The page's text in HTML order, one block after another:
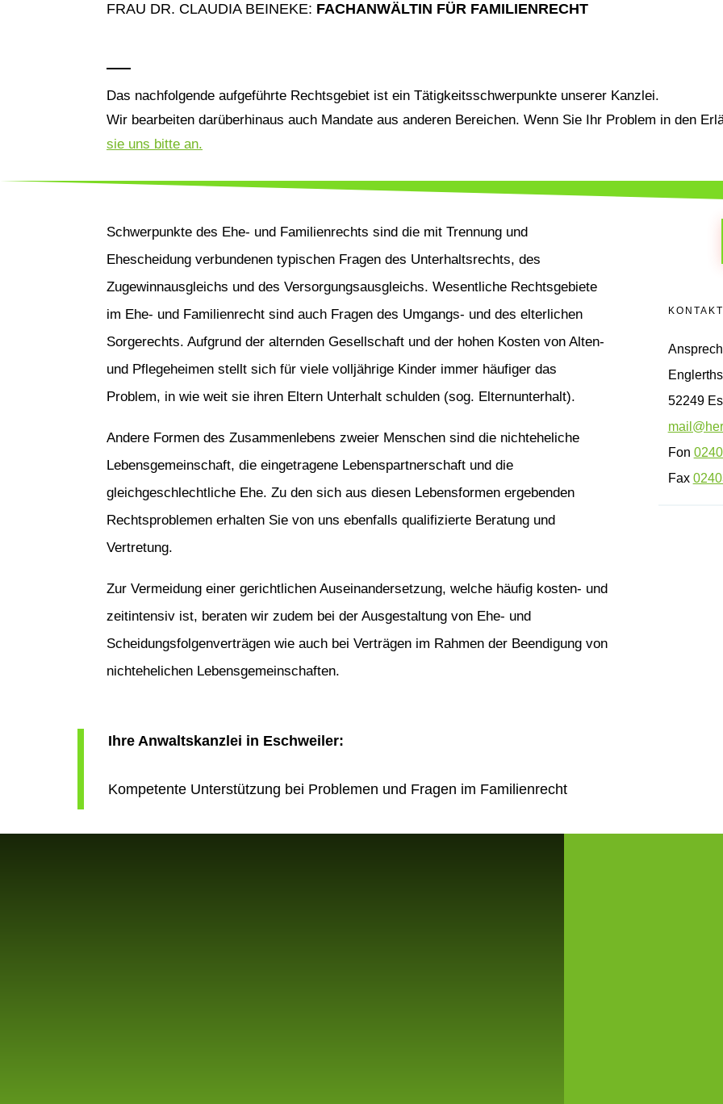
FRAU DR. CLAUDIA BEINEKE: FACHANWÄLTIN FÜR FAMILIENRECHT
Das nachfolgende aufgeführte Rechtsgebiet ist ein Tätigkeitsschwerpunkte unserer Kanzlei.
Wir bearbeiten darüberhinaus auch Mandate aus anderen Bereichen. Wenn Sie Ihr Problem in den
sie uns bitte an.
Schwerpunkte des Ehe- und Familienrechts sind die mit Trennung und
Ehescheidung verbundenen typischen Fragen des Unterhaltsrechts, des
Zugewinnausgleichs und des Versorgungsausgleichs. Wesentliche Rechtsgebiete
im Ehe- und Familienrecht sind auch Fragen des Umgangs- und des elterlichen
Sorgerechts. Aufgrund der alternden Gesellschaft und der hohen Kosten von Alten-
und Pflegeheimen stellt sich für viele volljährige Kinder immer häufiger das
Problem, in wie weit sie ihren Eltern Unterhalt schulden (sog. Elternunterhalt).
Andere Formen des Zusammenlebens zweier Menschen sind die nichteheliche
Lebensgemeinschaft, die eingetragene Lebenspartnerschaft und die
gleichgeschlechtliche Ehe. Zu den sich aus diesen Lebensformen ergebenden
Rechtsproblemen erhalten Sie von uns ebenfalls qualifizierte Beratung und
Vertretung.
Zur Vermeidung einer gerichtlichen Auseinandersetzung, welche häufig kosten- und
zeitintensiv ist, beraten wir zudem bei der Ausgestaltung von Ehe- und
Scheidungsfolgenverträgen wie auch bei Verträgen im Rahmen der Beendigung von
nichtehelichen Lebensgemeinschaften.
52249
Fon
Fax
Ihre Anwaltskanzlei in Eschweiler:
Kompetente Unterstützung bei Problemen und Fragen im Familienrecht